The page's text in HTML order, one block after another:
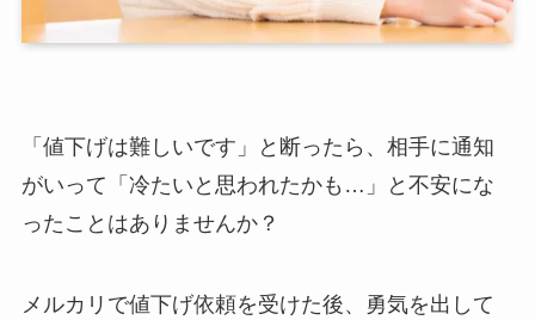
「値下げは難しいです」と断ったら、相手に通知
がいって「冷たいと思われたかも…」と不安にな
ったことはありませんか？
メルカリで値下げ依頼を受けた後、勇気を出して